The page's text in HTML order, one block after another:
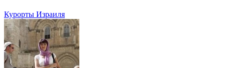
Курорты Израиля